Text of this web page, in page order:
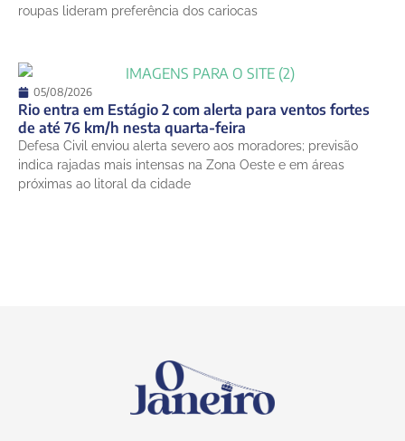
roupas lideram preferência dos cariocas
05/08/2026
Rio entra em Estágio 2 com alerta para ventos fortes
de até 76 km/h nesta quarta-feira
Defesa Civil enviou alerta severo aos moradores; previsão
indica rajadas mais intensas na Zona Oeste e em áreas
próximas ao litoral da cidade